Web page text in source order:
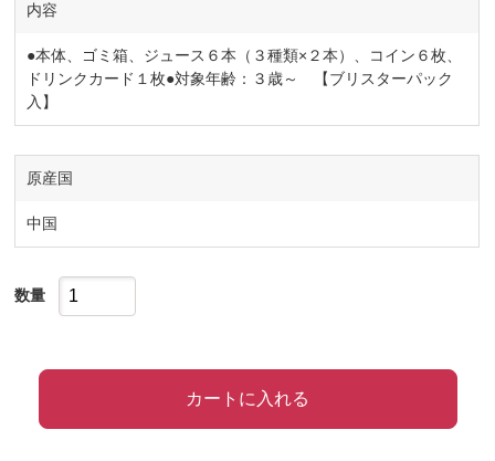
内容
●本体、ゴミ箱、ジュース６本（３種類×２本）、コイン６枚、
ドリンクカード１枚●対象年齢：３歳～ 【ブリスターパック
入】
原産国
中国
数量
カートに入れる